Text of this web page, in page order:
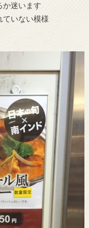
か迷います
ていない模様